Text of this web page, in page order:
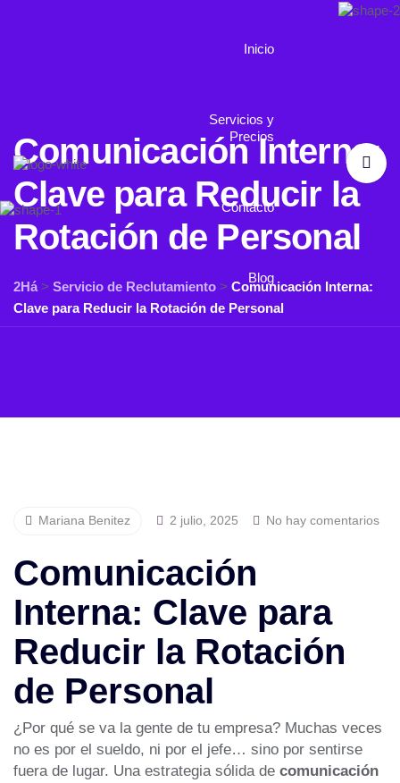
Inicio
Servicios y
Precios
Contacto
Blog
Comunicación Interna:
Clave para Reducir la
Rotación de Personal
2Há > Servicio de Reclutamiento > Comunicación Interna:
Clave para Reducir la Rotación de Personal
Mariana Benitez 2 julio, 2025 No hay comentarios
Comunicación
Interna: Clave para
Reducir la Rotación
de Personal
¿Por qué se va la gente de tu empresa? Muchas veces
no es por el sueldo, ni por el jefe… sino por sentirse
fuera de lugar. Una estrategia sólida de comunicación